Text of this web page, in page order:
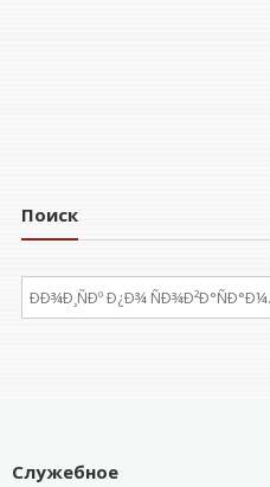
Поиск
ÐÑÐºÐ°ÑÑ:
Служебное